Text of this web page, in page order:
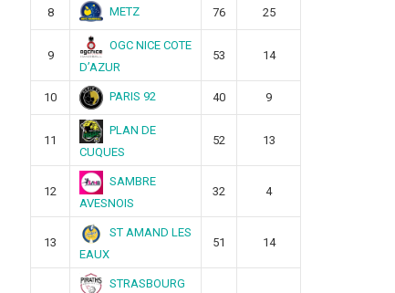
8 METZ 76 25
9
OGC NICE COTE
D’AZUR
53 14
10 PARIS 92 40 9
11
PLAN DE
CUQUES
52 13
12
SAMBRE
AVESNOIS
32 4
13
ST AMAND LES
EAUX
51 14
STRASBOURG